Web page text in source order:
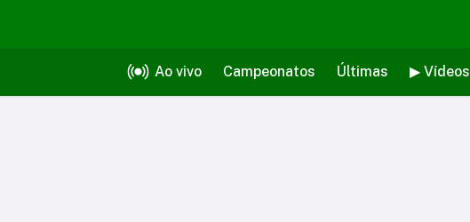
Ao vivo Campeonatos Últimas ▶ Vídeos